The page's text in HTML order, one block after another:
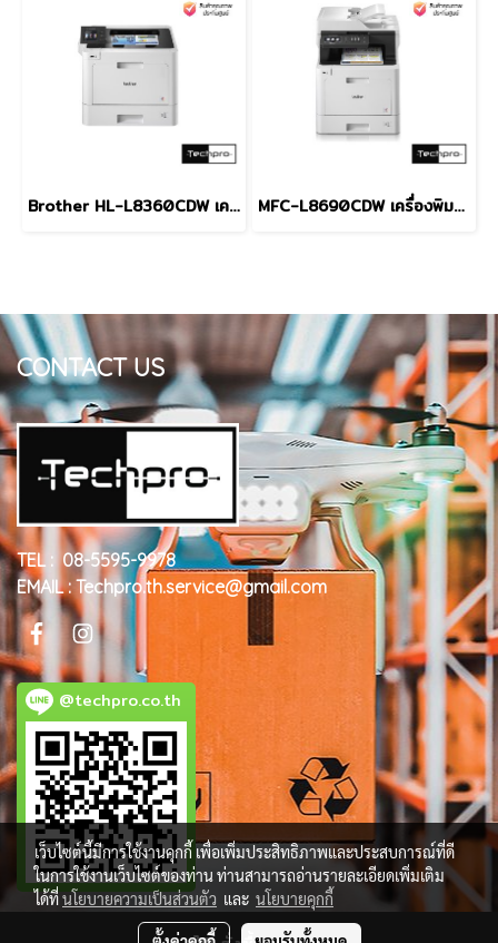
Brother HL-L8360CDW เครื่องพิมพ์เลเซอร์สี MFC-L8690CDW เครื่องพิมพ์เลเซอร์สี และมัลติฟังก์ชัน
CONTACT US
TEL : 08-5595-9978
EMAIL : Techpro.th.service@gmail.com
@techpro.co.th
เว็บไซต์นี้มีการใช้งานคุกกี้ เพื่อเพิ่มประสิทธิภาพและประสบการณ์ที่ดี
ในการใช้งานเว็บไซต์ของท่าน ท่านสามารถอ่านรายละเอียดเพิ่มเติม
ได้ที่นโยบายความเป็นส่วนตัว และ นโยบายคุกกี้